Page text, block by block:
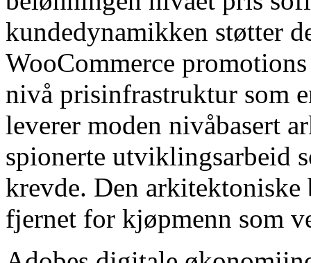
kundedynamikken støtter
WooCommerce
nivå prisinfrastruktur som
leverer moden nivåbasert
spionerte utviklingsarbeid
krevde. Den
fjernet for kjøpmenn som